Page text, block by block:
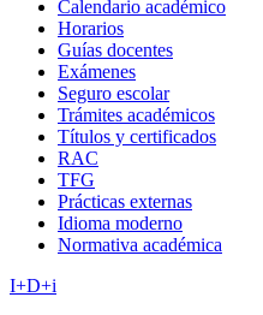
Calendario académico
Horarios
Guías docentes
Exámenes
Seguro escolar
Trámites académicos
Títulos y certificados
RAC
TFG
Prácticas externas
Idioma moderno
Normativa académica
I+D+i